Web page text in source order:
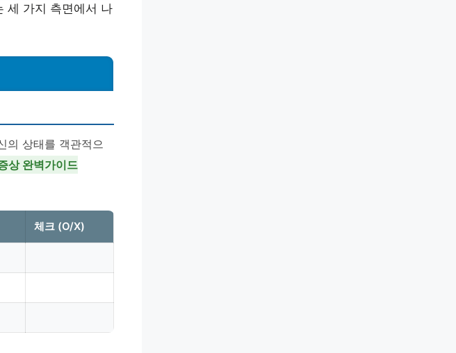
세 가지 측면에서 나
의 상태를 객관적으
상 완벽가이드
체크 (O/X)